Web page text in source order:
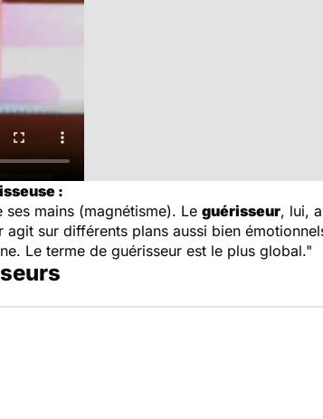
:
ses mains (magnétisme). Le guérisseur, lui,
agit sur différents plans aussi bien
Le terme de guérisseur est le plus global."